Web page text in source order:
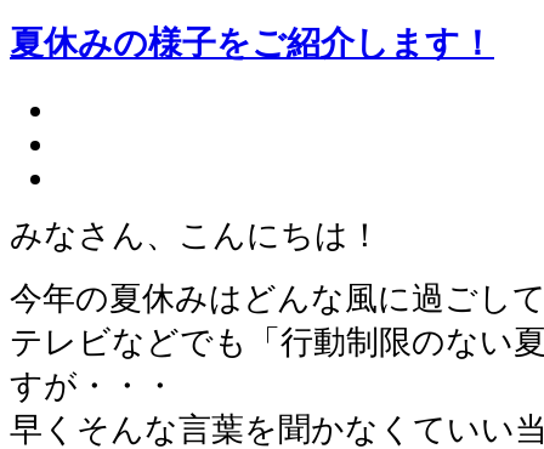
夏休みの様子をご紹介します！
みなさん、こんにちは！
今年の夏休みはどんな風に過ごし
テレビなどでも「行動制限のない
すが・・・
早くそんな言葉を聞かなくていい